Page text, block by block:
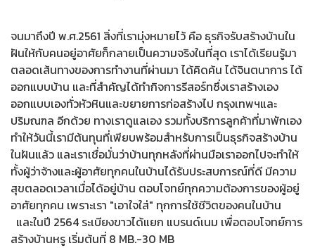
จนมาถึงปี พ.ศ.2561 สิ่งที่เรามุ่งหมายไว้ คือ ธุรกิจรับสร้างบ้านใน
ฝันให้กับคนอยู่อาศัยก็กลายเป็นความจริงในที่สุด เราได้เรียนรู้มา
ตลอดเส้นทางของการทำงานที่ผ่านมา ได้คิดค้น ได้จินตนาการ ได้
ออกแบบบ้าน และที่สำคัญได้ทำกิจการรีสอร์ทซึ่งเราสร้างเอง
ออกแบบเองทั่วหัวหินและขยายการก่อสร้างไป กรุงเทพฯและ
ปริมณฑล อีกด้วย ทางเราดูแลเอง รวมทั้งบริการลูกค้าที่มาพักเอง
ทำให้วันนี้เรามีต้นทุนที่เพียบพร้อมสำหรับการเป็นธุรกิจสร้างบ้าน
ในฝันแล้ว และเราเชื่อมั่นว่าบ้านทุกหลังที่ผ่านมือเราออกไปจะทำให้
ทั้งผู้ว่าจ้างและผู้อาศัยทุกคนในบ้านได้รับประสบการณ์ที่ดี มีความ
สุขตลอดเวลาเมื่อได้อยู่บ้าน ตอบโจทย์ทุกความต้องการของผู้อยู่
อาศัยทุกคน เพราะเรา "เอาใจใส่" ทุกการใช้ชีวิตของคนในบ้าน
และในปี 2564 ระเบียงขาวได้แยก แบรนด์เนม เพื่อตอบโจทย์การ
สร้างบ้านหรู เริ่มต้นที่ 8 MB.-30 MB